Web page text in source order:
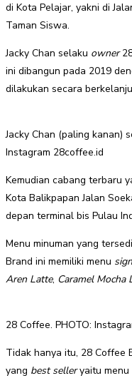
di Kota Pelajar, yakni di
Taman Siswa.
Jacky Chan selaku owner
ini dibangun pada 2019
dilakukan secara
Jacky Chan (paling kanan)
Instagram 28coffee.id
Kemudian cabang terbaru
Kota Balikpapan Jalan
depan terminal bis Pulau
Menu minuman yang
Brand ini memiliki menu
Aren Latte, Caramel Mocha
28 Coffee. PHOTO:
Tidak hanya itu, 28 Coffee
yang best selleryaitu menu